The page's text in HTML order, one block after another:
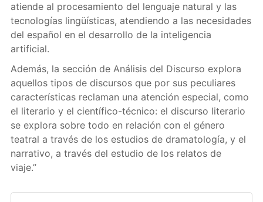
atiende al procesamiento del lenguaje natural y las
tecnologías lingüísticas, atendiendo a las necesidades
del español en el desarrollo de la inteligencia
artificial.
Además, la sección de Análisis del Discurso explora
aquellos tipos de discursos que por sus peculiares
características reclaman una atención especial, como
el literario y el científico-técnico: el discurso literario
se explora sobre todo en relación con el género
teatral a través de los estudios de dramatología, y el
narrativo, a través del estudio de los relatos de
viaje.”